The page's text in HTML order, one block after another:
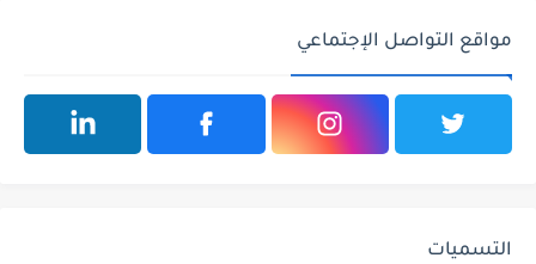
مواقع التواصل الإجتماعي
التسميات